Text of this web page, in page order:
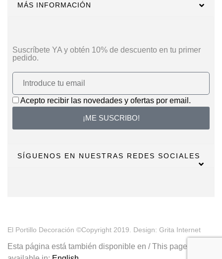
MÁS INFORMACIÓN
Suscríbete YA y obtén 10% de descuento en tu primer
pedido.
Acepto recibir las novedades y ofertas por email.
¡ME SUSCRIBO!
SÍGUENOS EN NUESTRAS REDES SOCIALES
El Portillo Decoración ©Copyright 2019. Design: Grita Internet
Esta página está también disponible en / This page is also